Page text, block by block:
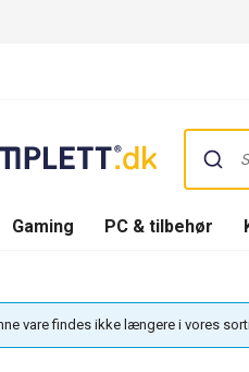
Gaming PC & tilbehør
vare findes ikke længere i vores